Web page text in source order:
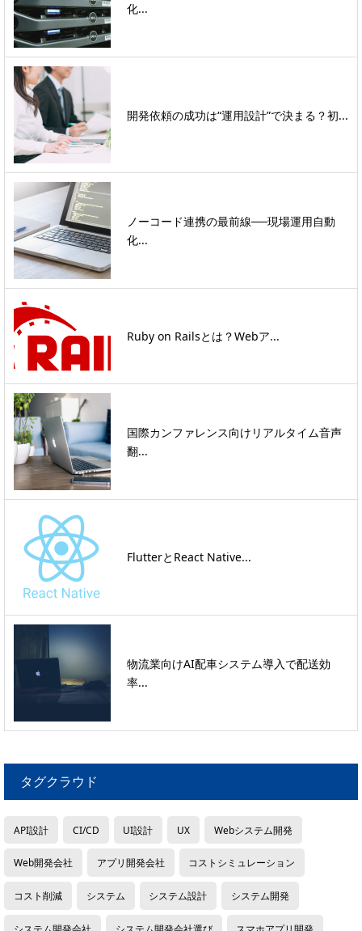
化...
開発依頼の成功は“運用設計”で決まる？初...
ノーコード連携の最前線──現場運用自動
化...
Ruby on Railsとは？Webア...
国際カンファレンス向けリアルタイム音声
翻...
FlutterとReact Native...
物流業向けAI配車システム導入で配送効
率...
タグクラウド
API設計 CI/CD UI設計 UX Webシステム開発
Web開発会社 アプリ開発会社 コストシミュレーション
コスト削減 システム システム設計 システム開発